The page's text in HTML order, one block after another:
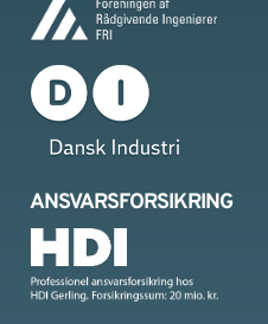
ANSVARSFORSIKRING